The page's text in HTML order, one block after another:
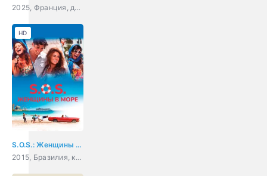
2025, Франция, драма
S.O.S.: Женщины в море
2015, Бразилия, комедия
HD